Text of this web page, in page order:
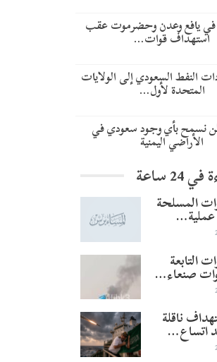
في يافع وعدن وحضرموت عقب
استهداف قوات…
النفط السعودي إلى الولايات
المتحدة لأول…
نسمح بأي وجود سعودي في
الأراضي اليمنية
ساعة
المسلحة
عملية…
التابعة
صنعاء…
ناقلة
اتساع…